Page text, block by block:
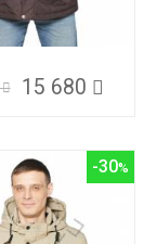
15 680
-30